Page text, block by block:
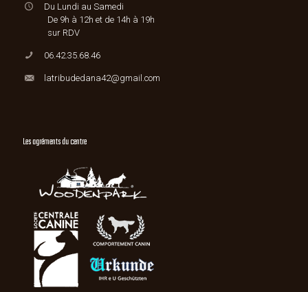
Du Lundi au Samedi
De 9h à 12h et de 14h à 19h
sur RDV
06.42.35.68.46
latribudedana42@gmail.com
Les agréments du centre